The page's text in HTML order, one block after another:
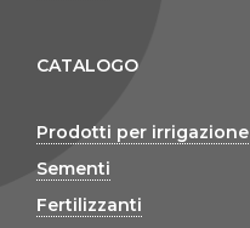
CATALOGO
Prodotti per irrigazione
Sementi
Fertilizzanti